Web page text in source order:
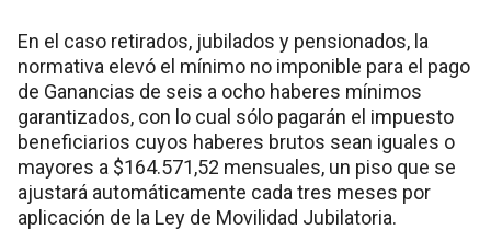
En el caso retirados, jubilados y pensionados, la
normativa elevó el mínimo no imponible para el pago
de Ganancias de seis a ocho haberes mínimos
garantizados, con lo cual sólo pagarán el impuesto
beneficiarios cuyos haberes brutos sean iguales o
mayores a $164.571,52 mensuales, un piso que se
ajustará automáticamente cada tres meses por
aplicación de la Ley de Movilidad Jubilatoria.